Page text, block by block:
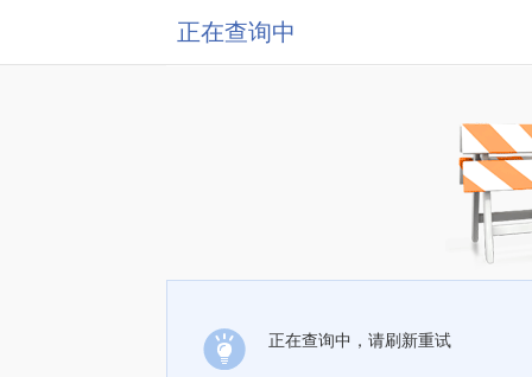
正在查询中
正在查询中，请刷新重试